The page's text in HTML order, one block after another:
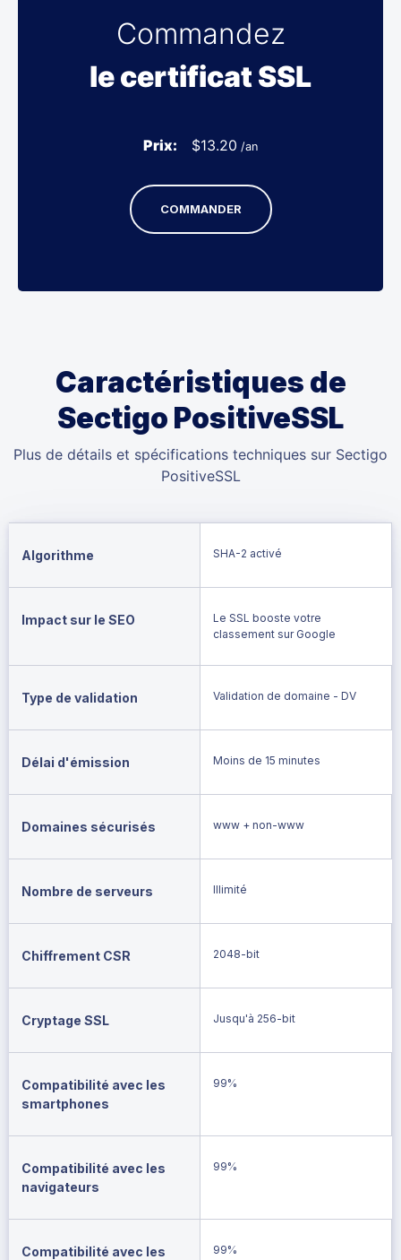
Commandez
le certificat SSL
Prix: $13.20 /an
COMMANDER
Caractéristiques de
Sectigo PositiveSSL
Plus de détails et spécifications techniques sur Sectigo
PositiveSSL
Algorithme SHA-2 activé
Impact sur le SEO
Le SSL booste votre
classement sur Google
Type de validation Validation de domaine - DV
Délai d'émission Moins de 15 minutes
Domaines sécurisés www + non-www
Nombre de serveurs Illimité
Chiffrement CSR 2048-bit
Cryptage SSL Jusqu'à 256-bit
Compatibilité avec les
smartphones
99%
Compatibilité avec les
navigateurs
99%
Compatibilité avec les
99%